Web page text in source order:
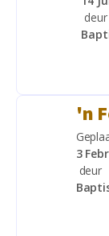
deur
'n
3
deur